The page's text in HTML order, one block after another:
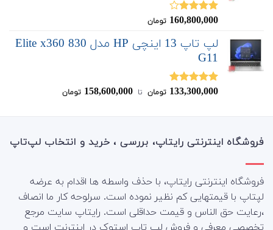
نمره
160,800,000 تومان
لپ تاپ 13 اینچی HP مدل Elite x360 830
G11
نمره5.00
133,300,000 تومان ‌ تا ‌ 158,600,000 تومان
فروشگاه اینترنتی رایتاپ، بررسی ، خرید و انتخاب لپ‌تاپ
فروشگاه اینترنتی رایتاپ، با حذف واسطه ها اقدام به عرضه
لپتاپ با قیمتهایی کم نظیر نموده است. سرلوحه کار ما انصاف
،رعایت حق الناس و قیمت حداقلی است. رایتاپ سایت مرجع